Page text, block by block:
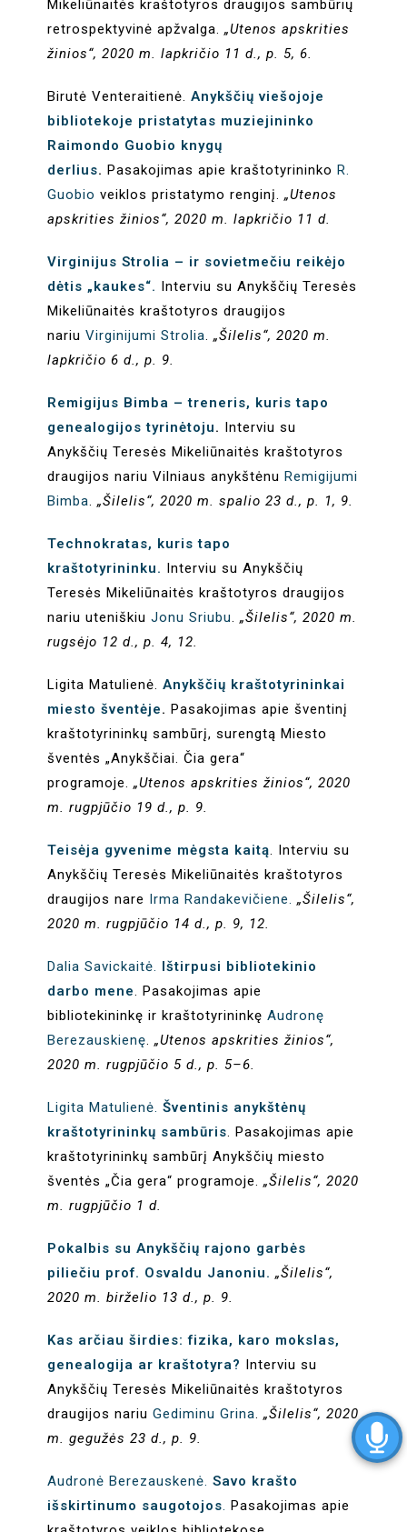
Mikeliūnaitės kraštotyros draugijos sambūrių
retrospektyvinė apžvalga.„Utenos apskrities
žinios“, 2020 m. lapkričio 11 d., p. 5, 6.
Birutė Venteraitienė. Anykščių viešojoje
bibliotekoje pristatytas muziejininko
Raimondo Guobio knygų
derlius. Pasakojimas apie kraštotyrininkoR.
Guobio veiklos pristatymo renginį.„Utenos
apskrities žinios“, 2020 m. lapkričio 11 d.
Virginijus Strolia – ir sovietmečiu reikėjo
dėtis „kaukes“. Interviu su Anykščių Teresės
Mikeliūnaitės kraštotyros draugijos
nariuVirginijumi Strolia.„Šilelis“, 2020 m.
lapkričio 6 d., p. 9.
Remigijus Bimba – treneris, kuris tapo
genealogijos tyrinėtoju. Interviu su
Anykščių Teresės Mikeliūnaitės kraštotyros
draugijos nariu Vilniaus anykštėnuRemigijumi
Bimba.„Šilelis“, 2020 m. spalio 23 d., p. 1, 9.
Technokratas, kuris tapo
kraštotyrininku. Interviu su Anykščių
Teresės Mikeliūnaitės kraštotyros draugijos
nariu uteniškiuJonu Sriubu.„Šilelis“, 2020 m.
rugsėjo 12 d., p. 4, 12.
Ligita Matulienė.Anykščių kraštotyrininkai
miesto šventėje. Pasakojimas apie šventinį
kraštotyrininkų sambūrį, surengtą Miesto
šventės „Anykščiai. Čia gera“
programoje.„Utenos apskrities žinios“, 2020
m. rugpjūčio 19 d., p. 9.
Teisėja gyvenime mėgsta kaitą. Interviu su
Anykščių Teresės Mikeliūnaitės kraštotyros
draugijos nare Irma Randakevičiene. „Šilelis“,
2020 m. rugpjūčio 14 d., p. 9, 12.
Dalia Savickaitė. Ištirpusi bibliotekinio
darbo mene. Pasakojimas apie
bibliotekininkę ir kraštotyrininkęAudronę
Berezauskienę.„Utenos apskrities žinios“,
2020 m. rugpjūčio 5 d., p. 5–6.
Ligita Matulienė. Šventinis anykštėnų
kraštotyrininkų sambūris. Pasakojimas apie
kraštotyrininkų sambūrį Anykščių miesto
šventės „Čia gera“ programoje.„Šilelis“, 2020
m. rugpjūčio 1 d.
Pokalbis su Anykščių rajono garbės
piliečiu prof. Osvaldu Janoniu. „Šilelis“,
2020 m. birželio 13 d., p. 9.
Kas arčiau širdies: fizika, karo mokslas,
genealogija ar kraštotyra? Interviu su
Anykščių Teresės Mikeliūnaitės kraštotyros
draugijos nariuGediminu Grina.„Šilelis“, 2020
m. gegužės 23 d., p. 9.
Audronė Berezauskenė.Savo krašto
išskirtinumo saugotojos. Pasakojimas apie